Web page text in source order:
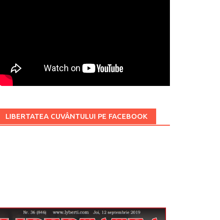
LIBERTATEA CUVÂNTULUI PE FACEBOOK